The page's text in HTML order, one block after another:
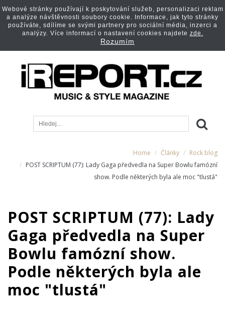
Home Články
Rock blog
POST SCRIPTUM (77): Lady Gaga předvedla na Super Bowlu famózní
show. Podle některých byla ale moc "tlustá"
POST SCRIPTUM (77): Lady
Gaga předvedla na Super
Bowlu famózní show.
Podle některých byla ale
moc "tlustá"
Webové stránky používají k poskytování služeb, personalizaci reklam
a analýze návštěvnosti soubory cookie. Informace, jak tyto stránky
používáte, sdílíme se svými partnery pro sociální média, inzerci a
analýzy. Více informací o nastavení cookies najdete zde.
Rozumím